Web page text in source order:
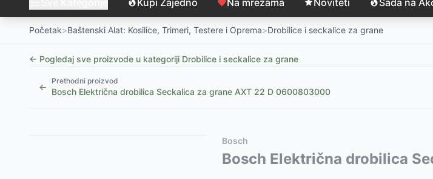
Kupi Zajedno Na mrežama Noviteti Sada na
Početak>Baštenski Alat: Kosilice, Trimeri, Testere i Oprema>Drobilice i seckalice za grane
← Pogledaj sve proizvode u kategoriji Drobilice i seckalice za grane
←
Prethodni proizvod
Bosch Električna drobilica Seckalica za grane AXT 22 D 0600803000
Fieldmann Električna drobilica za grane FZD 4015-E -12399RSD
Ovaj proizvod nije dostupan, pogledajte slične proizvode:
Bosch
Bosch Električna drobilica